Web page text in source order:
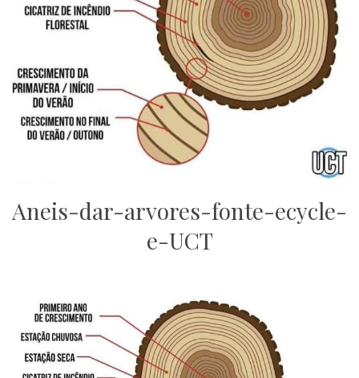
Aneis-dar-arvores-fonte-ecycle-
e-UCT